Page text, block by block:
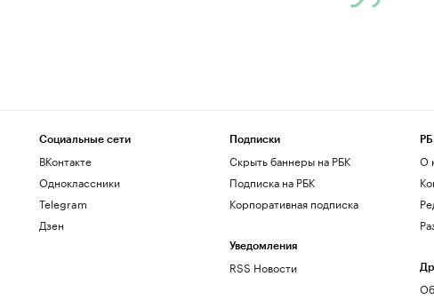
Социальные сети
ВКонтакте
Одноклассники
Telegram
Дзен
Подписки
Скрыть баннеры на РБК
Подписка на РБК
Корпоративная подписка
Уведомления
RSS Новости
О